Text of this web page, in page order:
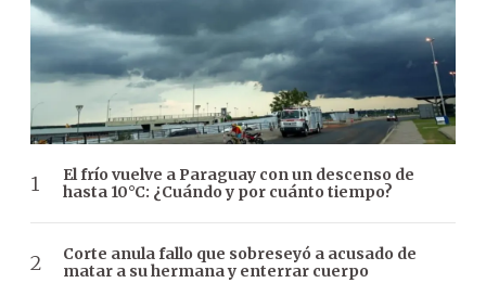
El frío vuelve a Paraguay con un descenso de
hasta 10°C: ¿Cuándo y por cuánto tiempo?
Corte anula fallo que sobreseyó a acusado de
matar a su hermana y enterrar cuerpo